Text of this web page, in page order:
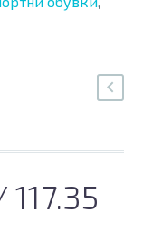
117.35